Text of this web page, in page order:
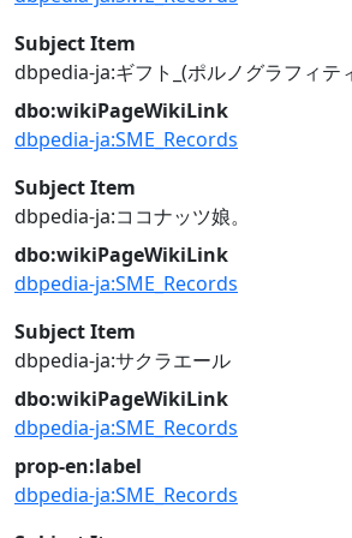
Subject Item
dbpedia-ja:ギフト_(ポルノグラフィテ
dbo:wikiPageWikiLink
dbpedia-ja:SME_Records
Subject Item
dbpedia-ja:ココナッツ娘。
dbo:wikiPageWikiLink
dbpedia-ja:SME_Records
Subject Item
dbpedia-ja:サクラエール
dbo:wikiPageWikiLink
dbpedia-ja:SME_Records
prop-en:label
dbpedia-ja:SME_Records